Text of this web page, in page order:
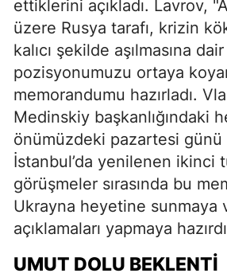
ettiklerini açıkladı. Lavrov,
üzere Rusya tarafı, krizin
kalıcı şekilde aşılmasına
pozisyonumuzu ortaya
memorandumu hazırladı.
Medinskiy başkanlığındaki
önümüzdeki pazartesi günü
İstanbul’da yenilenen ikinci
görüşmeler sırasında bu
Ukrayna heyetine sunmaya
açıklamaları yapmaya
UMUT DOLU BEKLENTI